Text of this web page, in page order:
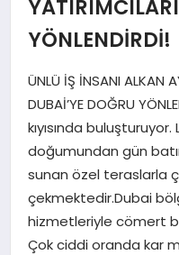
TEKNOLOJI
YAŞAM
YÖNLENDİRDİ!
ÜNLÜ İŞ İNSANI ALKAN
DUBAİ’YE DOĞRU
kıyısında
doğumundan gün
sunan özel teraslarla
çekmektedir.Dubai
hizmetleriyle cömert
Çok ciddi oranda kar